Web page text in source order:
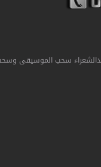
سحب الموسيقى وسحب